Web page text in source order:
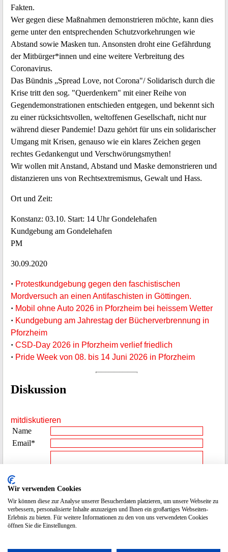
Fakten.
Wer gegen diese Maßnahmen demonstrieren möchte, kann dies
gerne unter den entsprechenden Schutzvorkehrungen wie
Abstand sowie Masken tun. Ansonsten droht eine Gefährdung
der Mitbürger*innen und eine weitere Verbreitung des
Coronavirus.
Das Bündnis „Spread Love, not Corona"/ Solidarisch durch die
Krise tritt den sog. "Querdenkern" mit einer Reihe von
Gegendemonstrationen entschieden entgegen, und bekennt sich
zu einer rücksichtsvollen, weltoffenen Gesellschaft, nicht nur
während dieser Pandemie! Dazu gehört für uns ein solidarischer
Umgang mit Krisen, genauso wie ein klares Zeichen gegen
rechtes Gedankengut und Verschwörungsmythen!
Wir wollen mit Anstand, Abstand und Maske demonstrieren und
distanzieren uns von Rechtsextremismus, Gewalt und Hass.
Ort und Zeit:
Konstanz: 03.10. Start: 14 Uhr Gondelehafen
Kundgebung am Gondelehafen
PM
30.09.2020
· Protestkundgebung gegen den faschistischen
Mordversuch an einen Antifaschisten in Göttingen.
· Mobil ohne Auto 2026 in Pforzheim bei heissem Wetter
· Kundgebung am Jahrestag der Bücherverbrennung in
Pforzheim
· CSD-Day 2026 in Pforzheim verlief friedlich
· Pride Week von 08. bis 14 Juni 2026 in Pforzheim
Diskussion
mitdiskutieren
Name
Email*
Beitrag**
Spamcode
eingeben
2923
Wir verwenden Cookies
Wir können diese zur Analyse unserer Besucherdaten platzieren, um unsere Webseite zu
verbessern, personalisierte Inhalte anzuzeigen und Ihnen ein großartiges Webseiten-
Erlebnis zu bieten. Für weitere Informationen zu den von uns verwendeten Cookies
öffnen Sie die Einstellungen.